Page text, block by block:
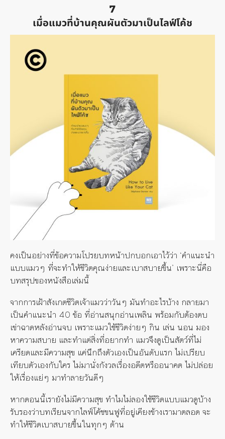
7
เมื่อแมวที่บ้านคุณผันตัวมาเป็นไลฟ์โค้ช
คงเป็นอย่างที่ข้อความโปรยบทหน้าปกบอกเอาไว้ว่า ‘คำแนะนำ
แบบแมวๆ ที่จะทำให้ชีวิตคุณง่ายและเบาสบายขึ้น’ เพราะนี่คือ
บทสรุปของหนังสือเล่มนี้
จากการเฝ้าสังเกตชีวิตเจ้าแมวว่าวันๆ มันทำอะไรบ้าง กลายมา
เป็นคำแนะนำ 40 ข้อ ที่อ่านสนุกอ่านเพลิน พร้อมกับต้องตบ
เข่าฉาดหลังอ่านจบ เพราะแมวใช้ชีวิตง่ายๆ กิน เล่น นอน มอง
หาความสบาย และทำแต่สิ่งที่อยากทำ แมวจึงดูเป็นสัตว์ที่ไม่
เครียดและมีความสุข แค่นึกถึงตัวเองเป็นอันดับแรก ไม่เปรียบ
เทียบตัวเองกับใคร ไม่มานั่งกังวลเรื่องอดีตหรืออนาคต ไม่ปล่อย
ให้เรื่องแย่ๆ มาทำลายวันดีๆ
หากตอนนี้เรายังไม่มีความสุข ทำไมไม่ลองใช้ชีวิตแบบแมวดูบ้าง
รับรองว่าบทเรียนจากไลฟ์โค้ชขนฟูที่อยู่เคียงข้างเรามาตลอด จะ
ทำให้ชีวิตเบาสบายขึ้นในทุกๆ ด้าน